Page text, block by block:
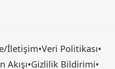
İletişim•Veri Politikası•
Akışı•Gizlilik Bildirimi•